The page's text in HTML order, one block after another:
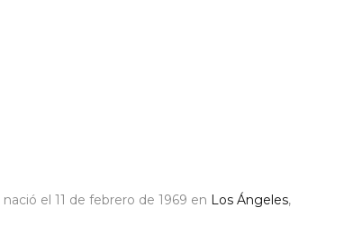
nació el 11 de febrero de 1969 en Los Ángeles,